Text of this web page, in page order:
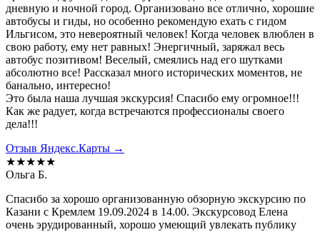
дневную и ночной город. Организовано все отлично, хорошие
автобусы и гиды, но особенно рекомендую ехать с гидом
Ильгисом, это невероятный человек! Когда человек влюблен в
свою работу, ему нет равных! Энергичный, заряжал весь
автобус позитивом! Веселый, смеялись над его шутками
абсолютно все! Рассказал много исторических моментов, не
банально, интересно!
Это была наша лучшая экскурсия! Спасибо ему огромное!!!
Как же радует, когда встречаются профессионалы своего
дела!!!
Отзыв Яндекс.Карты →
★★★★★
Ольга Б.
Спасибо за хорошо организованную обзорную экскурсию по
Казани с Кремлем 19.09.2024 в 14.00. Экскурсовод Елена
очень эрудированный, хорошо умеющий увлекать публику